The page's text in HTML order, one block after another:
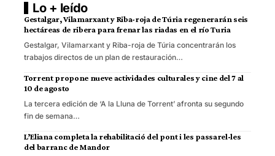
Lo + leído
Gestalgar, Vilamarxant y Riba-roja de Túria regenerarán seis
hectáreas de ribera para frenar las riadas en el río Turia
Gestalgar, Vilamarxant y Riba-roja de Túria concentrarán los
trabajos directos de un plan de restauración…
Torrent propone nueve actividades culturales y cine del 7 al
10 de agosto
La tercera edición de ‘A la Lluna de Torrent’ afronta su segundo
fin de semana…
L’Eliana completa la rehabilitació del pont i les passarel·les
del barranc de Mandor